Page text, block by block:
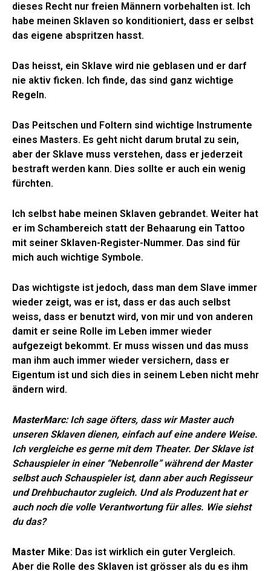
dieses Recht nur freien Männern vorbehalten ist. Ich
habe meinen Sklaven so konditioniert, dass er selbst
das eigene abspritzen hasst.
Das heisst, ein Sklave wird nie geblasen und er darf
nie aktiv ficken. Ich finde, das sind ganz wichtige
Regeln.
Das Peitschen und Foltern sind wichtige Instrumente
eines Masters. Es geht nicht darum brutal zu sein,
aber der Sklave muss verstehen, dass er jederzeit
bestraft werden kann. Dies sollte er auch ein wenig
fürchten.
Ich selbst habe meinen Sklaven gebrandet. Weiter hat
er im Schambereich statt der Behaarung ein Tattoo
mit seiner Sklaven-Register-Nummer. Das sind für
mich auch wichtige Symbole.
Das wichtigste ist jedoch, dass man dem Slave immer
wieder zeigt, was er ist, dass er das auch selbst
weiss, dass er benutzt wird, von mir und von anderen
damit er seine Rolle im Leben immer wieder
aufgezeigt bekommt. Er muss wissen und das muss
man ihm auch immer wieder versichern, dass er
Eigentum ist und sich dies in seinem Leben nicht mehr
ändern wird.
MasterMarc: Ich sage öfters, dass wir Master auch
unseren Sklaven dienen, einfach auf eine andere Weise.
Ich vergleiche es gerne mit dem Theater. Der Sklave ist
Schauspieler in einer “Nebenrolle” während der Master
selbst auch Schauspieler ist, dann aber auch Regisseur
und Drehbuchautor zugleich. Und als Produzent hat er
auch noch die volle Verantwortung für alles. Wie siehst
du das?
Master Mike: Das ist wirklich ein guter Vergleich.
Aber die Rolle des Sklaven ist grösser als du es ihm